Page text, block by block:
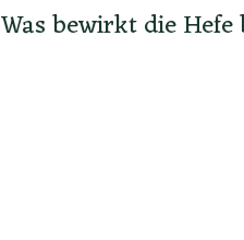
Was bewirkt die